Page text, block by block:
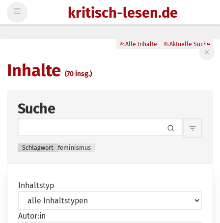
kritisch-lesen.de
Inhalte(70 insg.)
Alle Inhalte Aktuelle Suche
Suche
Schlagwort feminismus
Inhaltstyp
Autor:in